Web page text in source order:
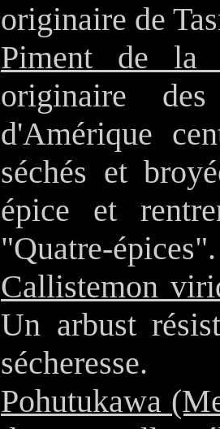
originaire de
Piment de la
originaire
d'Amérique
séchés et
épice et
"Quatre-épices".
Callistemon
Un arbust
sécheresse.
Pohutukawa